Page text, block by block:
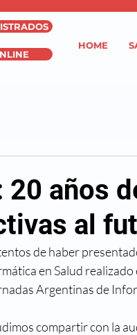
HOME
20 años
al
de haber
en Salud
Argentinas de
compartir con la